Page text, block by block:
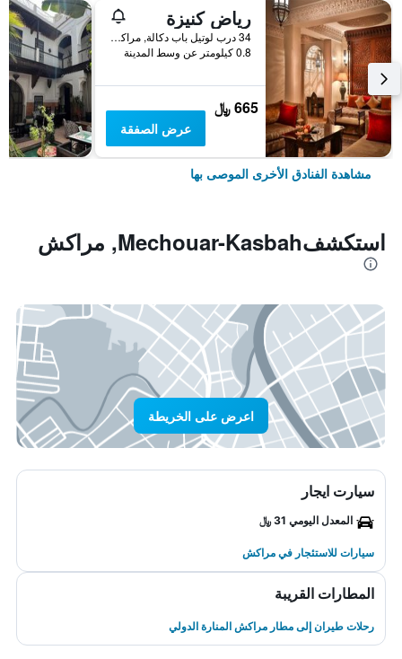
رياض كنيزة
34 درب لوتيل باب دكالة, مراكش, المغرب
0.8 كيلومتر عن وسط المدينة
665 ﷼
عرض الصفقة
مشاهدة الفنادق الأخرى الموصى بها
استكشفMechouar-Kasbah, مراكش
اعرض على الخريطة
سيارت ايجار
المعدل اليومي 31 ﷼
سيارات للاستئجار في مراكش
المطارات القريبة
رحلات طيران إلى مطار مراكش المنارة الدولي